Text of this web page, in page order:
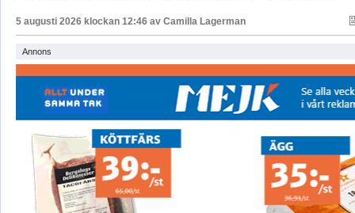
5 augusti 2026 klockan 12:46 av Camilla Lagerman
Annons